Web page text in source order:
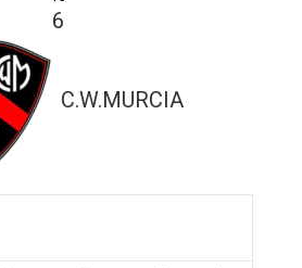
6
C.W.MURCIA